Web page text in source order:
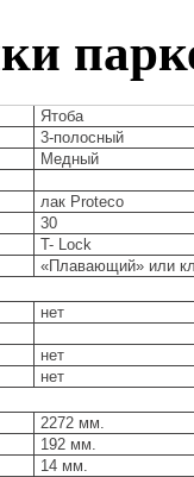
Ятоба
3-полосный
Медный
лак Proteco
30
T- Lock
«Плавающий» или
нет
нет
нет
2272 мм.
192 мм.
14 мм.